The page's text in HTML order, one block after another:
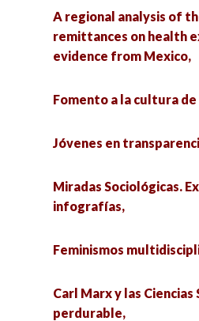
A regional analysis of
remittances on health
evidence from Mexico,
Fomento a la cultura de
Jóvenes en
Miradas Sociológicas.
infografías,
Feminismos
Carl Marx y las Ciencias
perdurable,